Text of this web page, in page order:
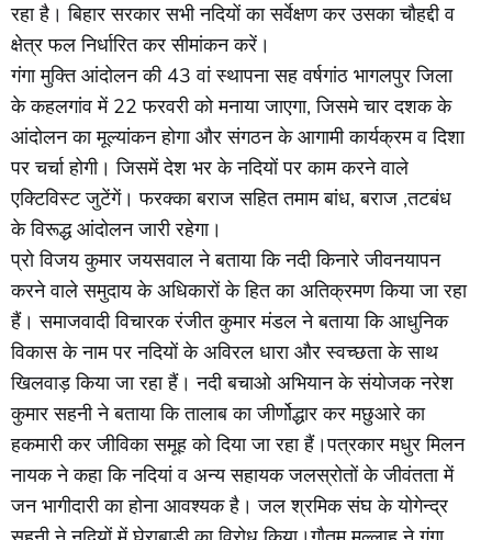
रहा है। बिहार सरकार सभी नदियों का सर्वेक्षण कर उसका चौहद्दी व
क्षेत्र फल निर्धारित कर सीमांकन करें।
गंगा मुक्ति आंदोलन की 43 वां स्थापना सह वर्षगांठ भागलपुर जिला
के कहलगांव में 22 फरवरी को मनाया जाएगा, जिसमे चार दशक के
आंदोलन का मूल्यांकन होगा और संगठन के आगामी कार्यक्रम व दिशा
पर चर्चा होगी। जिसमें देश भर के नदियों पर काम करने वाले
एक्टिविस्ट जुटेंगें। फरक्का बराज सहित तमाम बांध, बराज ,तटबंध
के विरूद्ध आंदोलन जारी रहेगा।
प्रो विजय कुमार जयसवाल ने बताया कि नदी किनारे जीवनयापन
करने वाले समुदाय के अधिकारों के हित का अतिक्रमण किया जा रहा
हैं। समाजवादी विचारक रंजीत कुमार मंडल ने बताया कि आधुनिक
विकास के नाम पर नदियों के अविरल धारा और स्वच्छता के साथ
खिलवाड़ किया जा रहा हैं। नदी बचाओ अभियान के संयोजक नरेश
कुमार सहनी ने बताया कि तालाब का जीर्णोद्धार कर मछुआरे का
हकमारी कर जीविका समूह को दिया जा रहा हैं।पत्रकार मधुर मिलन
नायक ने कहा कि नदियां व अन्य सहायक जलस्रोतों के जीवंतता में
जन भागीदारी का होना आवश्यक है। जल श्रमिक संघ के योगेन्द्र